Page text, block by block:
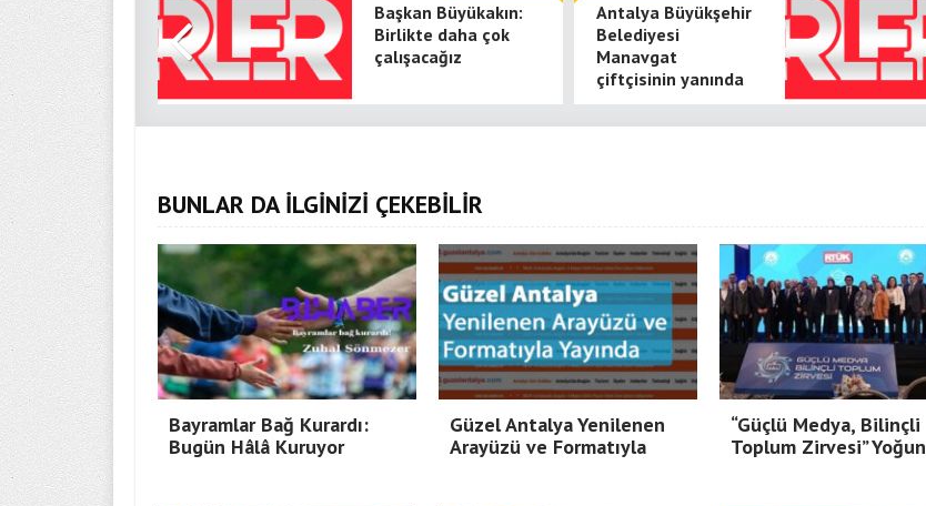
Başkan Büyükakın:
Birlikte daha çok
çalışacağız
Antalya Büyükşehir
Belediyesi
Manavgat
çiftçisinin yanında
BUNLAR DA İLGİNİZİ ÇEKEBİLİR
Bayramlar Bağ Kurardı:
Bugün Hâlâ Kuruyor
Güzel Antalya Yenilenen
Arayüzü ve Formatıyla
“Güçlü Medya, Bilinçli
Toplum Zirvesi” Yoğun